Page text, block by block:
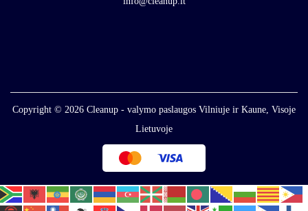
Copyright © 2026 Cleanup - valymo paslaugos Vilniuje ir Kaune, Visoje
Lietuvoje